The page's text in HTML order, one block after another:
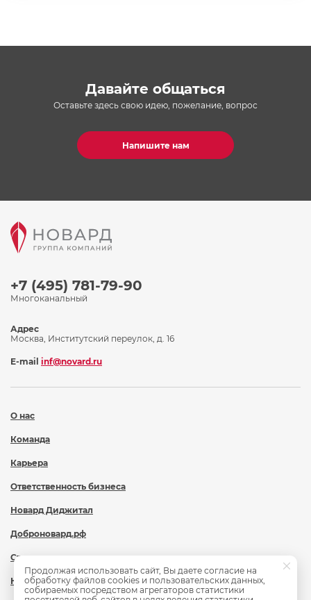
Давайте общаться
Оставьте здесь свою идею, пожелание, вопрос
Напишите нам
+7 (495) 781-79-90
Многоканальный
О нас
Команда
Карьера
Ответственность бизнеса
Новард Диджитал
Доброновард.рф
Статьи
Новости
Адрес
Москва, Институтский переулок, д. 16
E-mail inf@novard.ru
Продолжая использовать сайт, Вы даете согласие на
обработку файлов cookies и пользовательских данных,
собираемых посредством агрегаторов статистики